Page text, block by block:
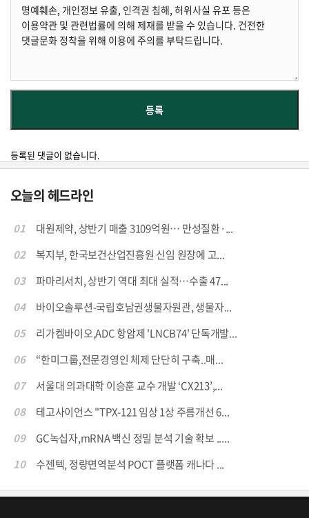
등록된 댓글이 없습니다.
오늘의 헤드라인
01
대원제약, 상반기 매출 3109억원… 만성질환·...
02
복지부, 한국보건산업진흥원 신임 원장에 고...
03
파마리서치, 상반기 역대 최대 실적…수출 47...
04
바이오솔루션-국립호남권생물자원관, 생물자...
05
리가켐바이오,ADC 항암제 'LNCB74' 단독개발...
06
“한미그룹,전문경영인 체제 단단히 구축..매...
07
서울대 의과대학 이승훈 교수 개발 ‘CX213’,...
08
테고사이언스 "TPX-121 임상 1상 주름개선 6...
09
GC녹십자,mRNA 백신 정밀 분석 기술 확보 .....
10
수젠텍, 정량면역분석 POCT 플랫폼 캐나다 ...